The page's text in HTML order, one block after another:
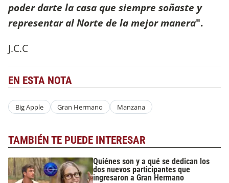
poder darte la casa que siempre soñaste y
representar al Norte de la mejor manera".
J.C.C
EN ESTA NOTA
Big Apple Gran Hermano Manzana
TAMBIÉN TE PUEDE INTERESAR
Quiénes son y a qué se dedican los
dos nuevos participantes que
ingresaron a Gran Hermano